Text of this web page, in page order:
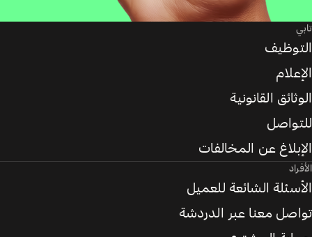
تابي
التوظيف
الإعلام
الوثائق القانونية
للتواصل
الإبلاغ عن المخالفات
الأفراد
الأسئلة الشائعة للعميل
تواصل معنا عبر الدردشة